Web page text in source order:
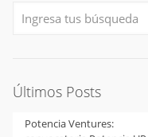
Últimos Posts
Potencia Ventures: